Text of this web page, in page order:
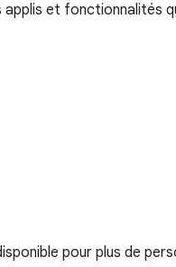
et fonctionnalités
pour plus de